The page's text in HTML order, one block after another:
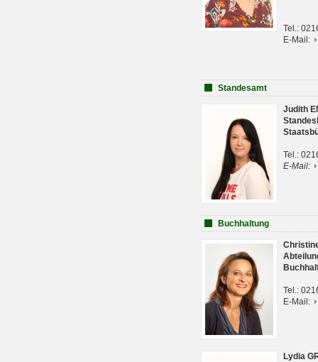
Tel.:
E-Mail:
Standesamt
Judith
Tel.:
E-Mail:
Buchhaltung
Tel.:
E-Mail:
Lydia